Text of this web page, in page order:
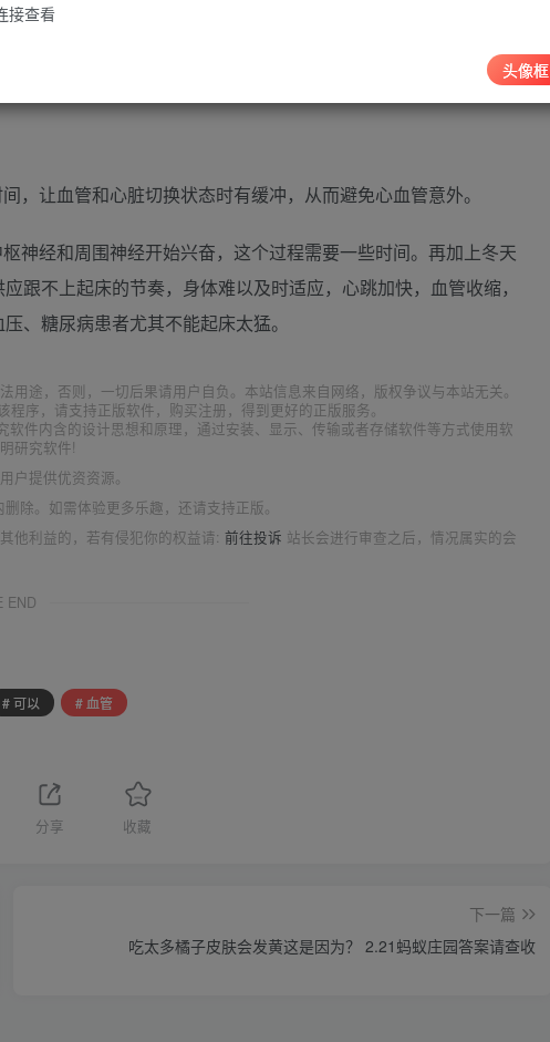
让血管和心脏切换状态时有缓冲，从而避免心血管意外。
经和周围神经开始兴奋，这个过程需要一些时间。再加上冬天
跟不上起床的节奏，身体难以及时适应，心跳加快，血管收缩，
、糖尿病患者尤其不能起床太猛。
途，否则，一切后果请用户自负。本站信息来自网络，版权争议与本站无关。
序，请支持正版软件，购买注册，得到更好的正版服务。
件内含的设计思想和原理，通过安装、显示、传输或者存储软件等方式使用软
研究软件!
户提供优资资源。
除。如需体验更多乐趣，还请支持正版。
他利益的，若有侵犯你的权益请: 前往投诉 站长会进行审查之后，情况属实的会
END
# 可以 # 血管
分享 收藏
下一篇
吃太多橘子皮肤会发黄这是因为？ 2.21蚂蚁庄园答案请查收
接查看
头像框